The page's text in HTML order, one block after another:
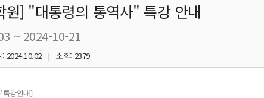
원] "대통령의 통역사" 특강 안내
~ 2024-10-21
2024.10.02 | 조회: 2379
특강안내]